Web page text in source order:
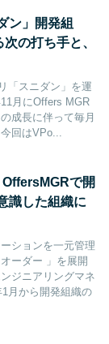
ン」開発組
の打ち手と、
「スニダン」を運
月にOffers MGR
成長に伴って毎月
回はVPo...
で開
識した組織に
ションを一元管理
ーダー 」を展開
ジニアリングマネ
月から開発組織の